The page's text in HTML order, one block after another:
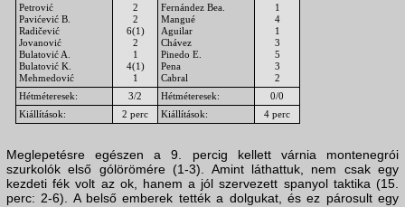
Petrović
Pavićević B.
Radičević
Jovanović
Bulatović A.
Bulatović K.
Mehmedović
2
2
6(1)
2
1
4(1)
1
Fernández Bea.
Mangué
Aguilar
Chávez
Pinedo E.
Pena
Cabral
1
4
1
3
5
3
2
Hétméteresek:
3/2 Hétméteresek:
0/0
Kiállítások:
2 perc Kiállítások: 4 perc
Meglepetésre egészen a 9. percig kellett várnia montenegrói
szurkolók első gólörömére (1-3). Amint láthattuk, nem csak egy
kezdeti fék volt az ok, hanem a jól szervezett spanyol taktika (15.
perc: 2-6). A belső emberek tették a dolgukat, és ez párosult egy